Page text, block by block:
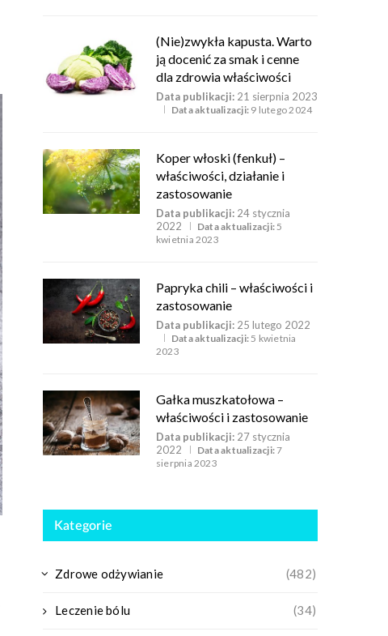
(Nie)zwykła kapusta. Warto
ją docenić za smak i cenne
dla zdrowia właściwości
Data publikacji: 21 sierpnia 2023
Data aktualizacji: 9 lutego 2024
Koper włoski (fenkuł) –
właściwości, działanie i
zastosowanie
Data publikacji: 24 stycznia
2022
Data aktualizacji: 5
kwietnia 2023
Papryka chili – właściwości i
zastosowanie
Data publikacji: 25 lutego 2022
Data aktualizacji: 5 kwietnia
2023
Gałka muszkatołowa –
właściwości i zastosowanie
Data publikacji: 27 stycznia
2022
Data aktualizacji:7
sierpnia 2023
Kategorie
Zdrowe odżywianie (482)
Leczenie bólu (34)